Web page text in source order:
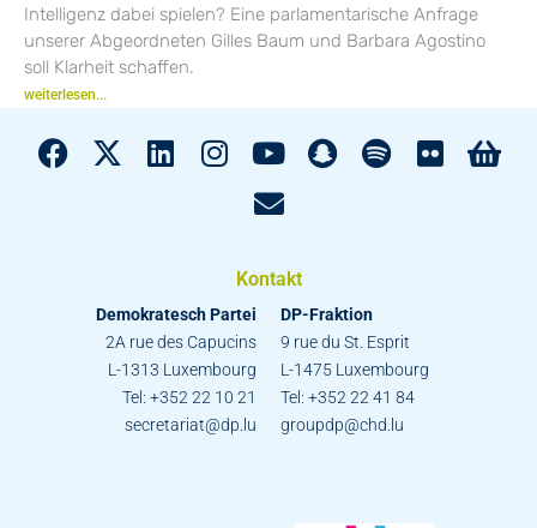
Intelligenz dabei spielen? Eine parlamentarische Anfrage
unserer Abgeordneten Gilles Baum und Barbara Agostino
soll Klarheit schaffen.
weiterlesen...
Kontakt
Demokratesch Partei
2A rue des Capucins
L-1313 Luxembourg
Tel: +352 22 10 21
secretariat@dp.lu
DP-Fraktion
9 rue du St. Esprit
L-1475 Luxembourg
Tel: +352 22 41 84
groupdp@chd.lu